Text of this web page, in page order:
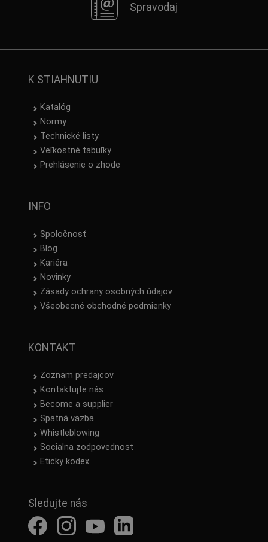
Spravodaj
K STIAHNUTIU
Katalóg
Normy
Technické listy
Veľkostné tabuľky
Prehlásenie o zhode
INFO
Spoločnosť
Blog
Kariéra
Novinky
Zásady ochrany osobných údajov
Všeobecné obchodné podmienky
KONTAKT
Zoznam predajcov
Kontaktujte nás
Become a supplier
Spätná väzba
Whistleblowing
Socialna zodpovednost
Eticky kodex
Sledujte nás